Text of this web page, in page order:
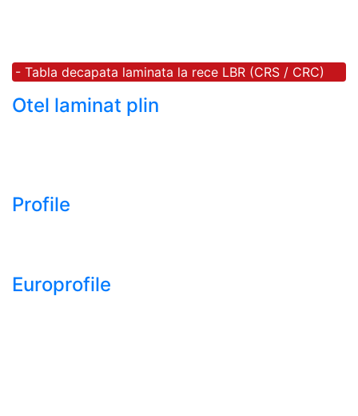
- Tabla decapata laminata la rece LBR (CRS / CRC)
Otel laminat plin
Profile
Europrofile